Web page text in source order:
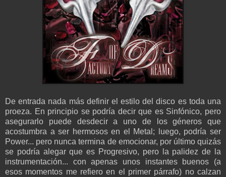
De entrada nada más definir el estilo del disco es toda una
proeza. En principio se podría decir que es Sinfónico, pero
asegurarlo puede desdecir a uno de los géneros que
acostumbra a ser hermosos en el Metal; luego, podría ser
Power... pero nunca termina de emocionar, por último quizás
se podría alegar que es Progresivo, pero la palidez de la
instrumentación... con apenas unos instantes buenos (a
esos momentos me refiero en el primer párrafo) no calzan